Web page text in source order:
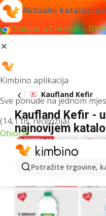
Aktualni katalozi
Dodajte u Chrome –
Kimbino aplikacija
Sve ponude na jednom
(14,1 tis. recenzija)
Otvoriti
Potražite trgovine,
Kaufland Kefir
Kaufland Kefir -
najnovijem